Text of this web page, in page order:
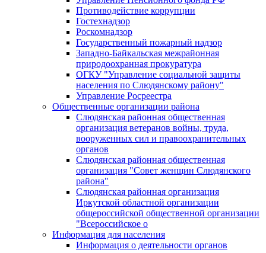
Противодействие коррупции
Гостехнадзор
Роскомнадзор
Государственный пожарный надзор
Западно-Байкальская межрайонная
природоохранная прокуратура
ОГКУ "Управление социальной защиты
населения по Слюдянскому району"
Управление Росреестра
Общественные организации района
Слюдянская районная общественная
организация ветеранов войны, труда,
вооруженных сил и правоохранительных
органов
Слюдянская районная общественная
организация "Совет женщин Слюдянского
района"
Слюдянская районная организация
Иркутской областной организации
общероссийской общественной организации
"Всероссийское о
Информация для населения
Информация о деятельности органов